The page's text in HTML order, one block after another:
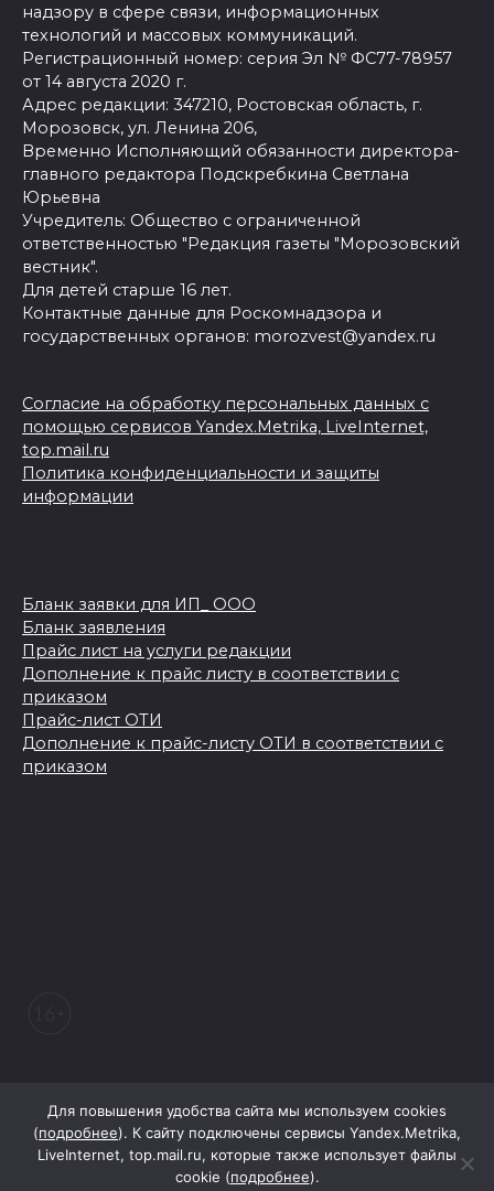
надзору в сфере связи, информационных
технологий и массовых коммуникаций.
Регистрационный номер: серия Эл № ФС77-78957
от 14 августа 2020 г.
Адрес редакции: 347210, Ростовская область, г.
Морозовск, ул. Ленина 206,
Временно Исполняющий обязанности директора-
главного редактора Подскребкина Светлана
Юрьевна
Учредитель: Общество с ограниченной
ответственностью "Редакция газеты "Морозовский
вестник".
Для детей старше 16 лет.
Контактные данные для Роскомнадзора и
государственных органов: morozvest@yandex.ru
Согласие на обработку персональных данных с
помощью сервисов Yandex.Metrika, LiveInternet,
top.mail.ru
Политика конфиденциальности и защиты
информации
Бланк заявки для ИП_ ООО
Бланк заявления
Прайс лист на услуги редакции
Дополнение к прайс листу в соответствии с
приказом
Прайс-лист ОТИ
Дополнение к прайс-листу ОТИ в соответствии с
приказом
При поддержке Правительства Ростовской области
Для повышения удобства сайта мы используем cookies
(подробнее). К сайту подключены сервисы Yandex.Metrika,
LiveInternet, top.mail.ru, которые также использует файлы
cookie (подробнее).